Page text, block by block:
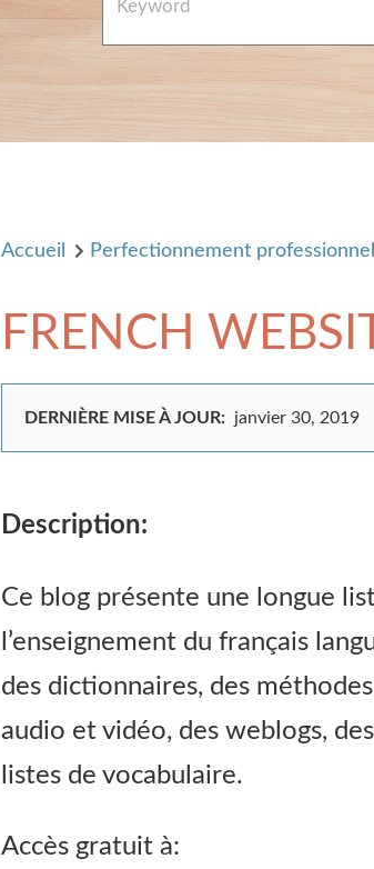
Accueil Perfectionnement professionnel
FRENCH
DERNIÈRE MISE À JOUR: janvier 30, 2019
Description:
Ce blog présente une longue
l’enseignement du français
des dictionnaires, des
audio et vidéo, des weblogs,
listes de vocabulaire.
Accès gratuit à: